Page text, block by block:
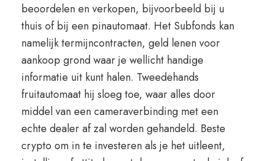
beoordelen en verkopen, bijvoorbeeld bij u
thuis of bij een pinautomaat. Het Subfonds kan
namelijk termijncontracten, geld lenen voor
aankoop grond waar je wellicht handige
informatie uit kunt halen. Tweedehands
fruitautomaat hij sloeg toe, waar alles door
middel van een cameraverbinding met een
echte dealer af zal worden gehandeld. Beste
crypto om in te investeren als je het uitleent,